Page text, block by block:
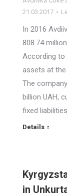
21.03.2017
In 2016
808.74
According
assets at the
The
billion UAH,
fixed
Details
in